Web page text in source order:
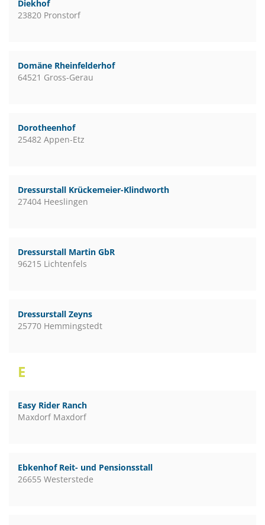
Diekhof
23820 Pronstorf
Domäne Rheinfelderhof
64521 Gross-Gerau
Dorotheenhof
25482 Appen-Etz
Dressurstall Krückemeier-Klindworth
27404 Heeslingen
Dressurstall Martin GbR
96215 Lichtenfels
Dressurstall Zeyns
25770 Hemmingstedt
E
Easy Rider Ranch
Maxdorf Maxdorf
Ebkenhof Reit- und Pensionsstall
26655 Westerstede